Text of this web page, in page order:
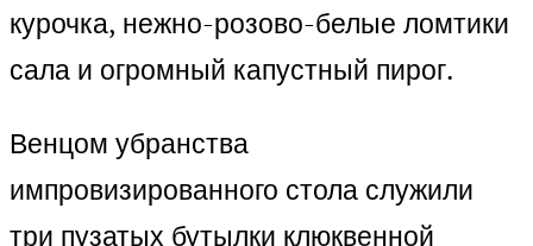
курочка, нежно-розово-белые ломтики
сала и огромный капустный пирог.
Венцом убранства
импровизированного стола служили
три пузатых бутылки клюквенной